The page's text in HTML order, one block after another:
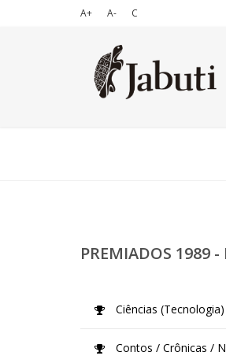
A+ A- C
PREMIADOS 1989
Ciências (Tecnologia)
Contos / Crônicas /